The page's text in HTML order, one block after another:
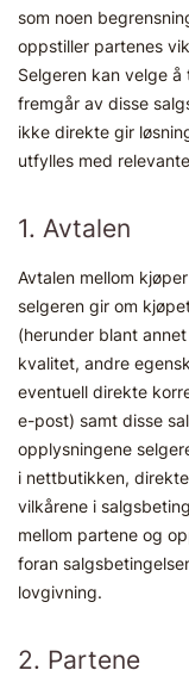
som noen
oppstiller partenes
Selgeren kan velge
fremgår av disse
ikke direkte gir
utfylles med
1. Avtalen
Avtalen mellom
selgeren gir om
(herunder blant
kvalitet, andre
eventuell direkte
e-post) samt disse
opplysningene
i nettbutikken,
vilkårene i
mellom partene og
foran
lovgivning.
2. Partene